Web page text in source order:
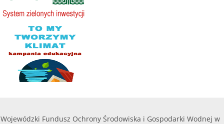
Wojewódzki Fundusz Ochrony Środowiska i Gospodarki Wodnej w